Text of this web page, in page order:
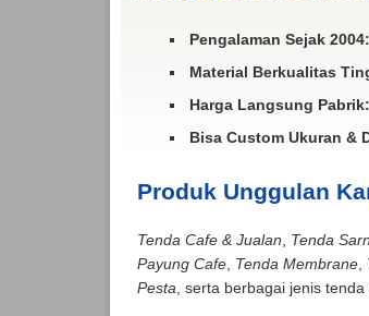
Pengalaman Sejak 2004:
Material Berkualitas
Harga Langsung Pabrik:
Bisa Custom Ukuran &
Produk Unggulan
Tenda Cafe & Jualan Tenda
Payung Cafe, Tenda Membrane,
Pesta , serta berbagai jenis